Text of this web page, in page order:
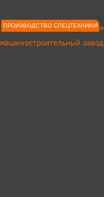
ПРОИЗВОДСТВО СПЕЦТЕХНИКИ
машиностроительный завод